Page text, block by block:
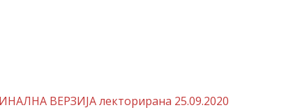
ВЕРЗИЈА лекторирана 25.09.2020